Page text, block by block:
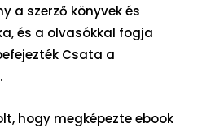
a szerző könyvek és
és a olvasókkal fogja
Csata a
hogy megképezte ebook